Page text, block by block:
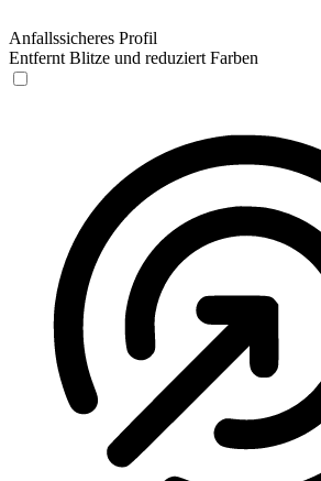
Anfallssicheres Profil
Entfernt Blitze und reduziert Farben